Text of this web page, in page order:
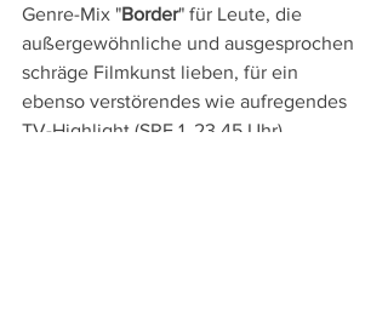
Genre-Mix "Border" für Leute, die
außergewöhnliche und ausgesprochen
schräge Filmkunst lieben, für ein
ebenso verstörendes wie aufregendes
TV-Highlight (SRF 1, 23.45 Uhr).